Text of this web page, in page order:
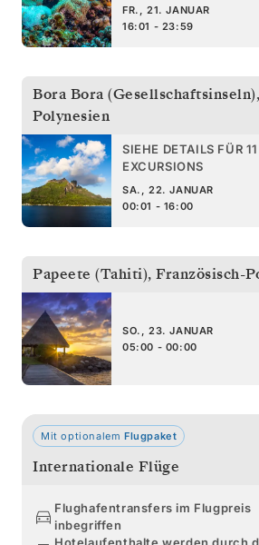
FR., 21. JANUAR
16:01 - 23:59
Bora Bora (Gesellschaftsinseln),
Polynesien
SIEHE DETAILS FÜR 11
EXCURSIONS
SA., 22. JANUAR
00:01 - 16:00
Papeete (Tahiti), Französisch-
SO., 23. JANUAR
05:00 - 00:00
Mit optionalem Flugpaket
Internationale Flüge
Flughafentransfers im Flugpreis
inbegriffen
Hotelaufenthalte werden durch